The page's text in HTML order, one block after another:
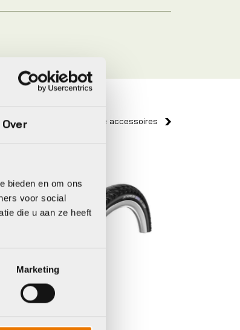
Over
bieden en om ons
voor social
die u aan ze heeft
Marketing
Bekijk alle accessoires
Buitenbanden/tubes